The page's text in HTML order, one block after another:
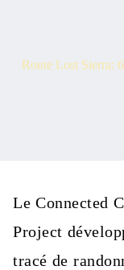
Route Lost Sierra:
Le Connected
Project
tracé de